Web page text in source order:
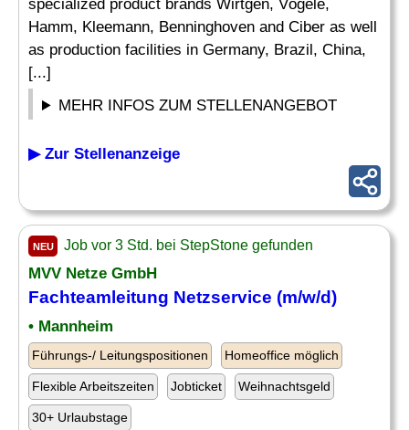
specialized product brands Wirtgen, Vögele,
Hamm, Kleemann, Benninghoven and Ciber as well
as production facilities in Germany, Brazil, China,
[...]
MEHR INFOS ZUM STELLENANGEBOT
▶ Zur Stellenanzeige
NEU Job vor 3 Std. bei StepStone gefunden
MVV Netze GmbH
Fachteamleitung Netzservice (m/w/d)
• Mannheim
Führungs-/ Leitungspositionen Homeoffice möglich
Flexible Arbeitszeiten Jobticket Weihnachtsgeld
30+ Urlaubstage